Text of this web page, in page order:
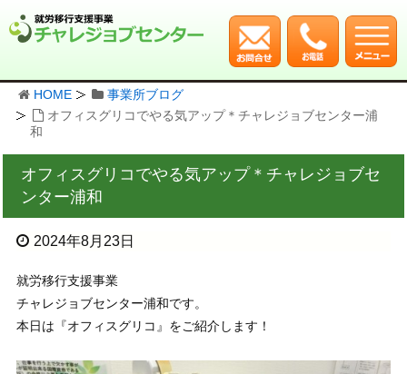
HOME
事業所ブログ
オフィスグリコでやる気アップ＊チャレジョブセンター浦
和
オフィスグリコでやる気アップ＊チャレジョブセ
ンター浦和
2024年8月23日
就労移行支援事業
チャレジョブセンター浦和です。
本日は『オフィスグリコ』をご紹介します！